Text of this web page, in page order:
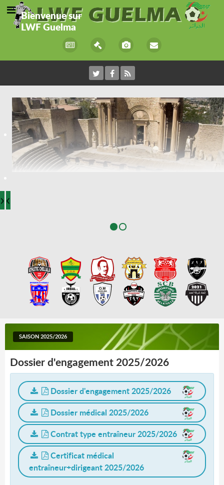
Bienvenue sur
LWF Guelma
›‹
SAISON 2025/2026
Dossier d'engagement 2025/2026
Dossier d'engagement 2025/2026
Dossier médical 2025/2026
Contrat type entraîneur 2025/2026
Certificat médical
entraîneur+dirigeant 2025/2026